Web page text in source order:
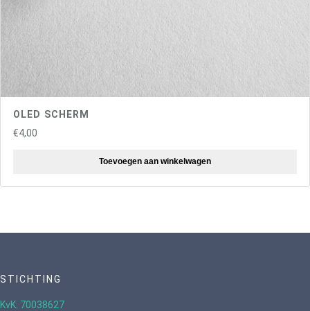
OLED SCHERM
€4,00
Toevoegen aan winkelwagen
STICHTING
KvK: 70038627